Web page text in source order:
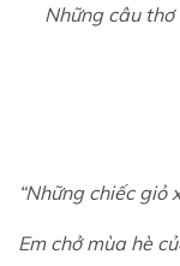
Những câu
“Những chiếc giỏ
Em chở mùa hè